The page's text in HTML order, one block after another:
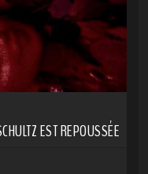
EST REPOUSSÉE